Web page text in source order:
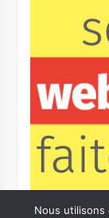
Nous utilisons